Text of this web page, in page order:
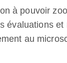
à pouvoir
évaluations et
au